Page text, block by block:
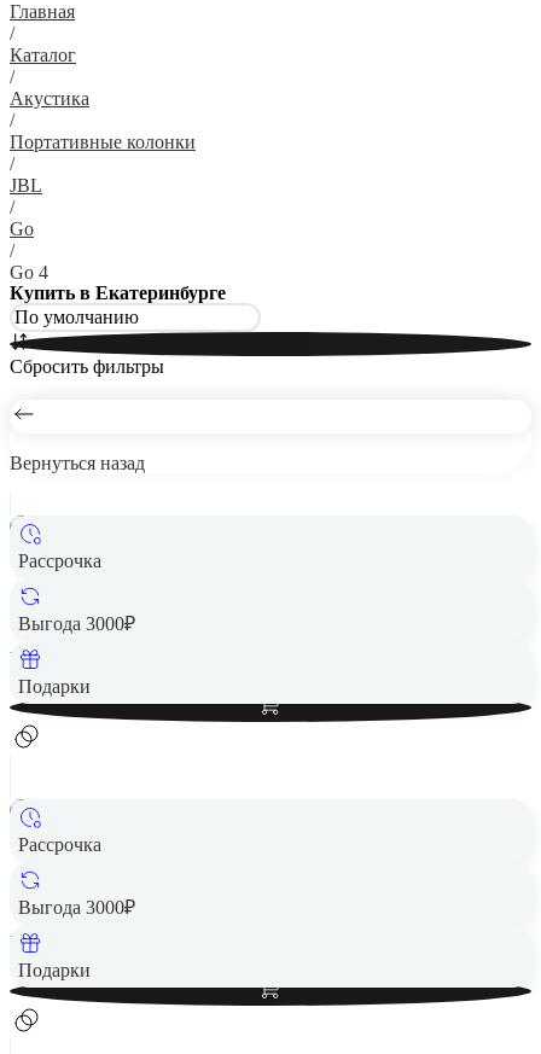
Главная
/
Каталог
/
Акустика
/
Портативные колонки
/
JBL
/
Go
/
Go 4
Купить в Екатеринбурге
Сбросить фильтры
Вернуться назад
Рассрочка
Выгода 3000₽
Подарки
Беспроводная акустика JBL Go 4 черный
2 490 ₽
Вернем до
Рассрочка
Выгода 3000₽
Подарки
Беспроводная акустика JBL GO 4 фиолетовый
2 490 ₽
Вернем до